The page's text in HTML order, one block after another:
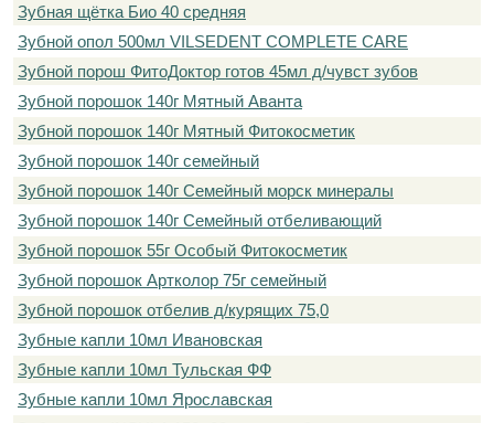
Зубная щётка Био 40 средняя
Зубной опол 500мл VILSEDENT COMPLETE CARE
Зубной порош ФитоДоктор готов 45мл д/чувст зубов
Зубной порошок 140г Мятный Аванта
Зубной порошок 140г Мятный Фитокосметик
Зубной порошок 140г семейный
Зубной порошок 140г Семейный морск минералы
Зубной порошок 140г Семейный отбеливающий
Зубной порошок 55г Особый Фитокосметик
Зубной порошок Артколор 75г семейный
Зубной порошок отбелив д/курящих 75,0
Зубные капли 10мл Ивановская
Зубные капли 10мл Тульская ФФ
Зубные капли 10мл Ярославская